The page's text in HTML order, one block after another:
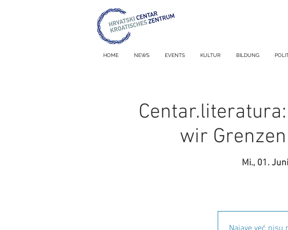
HOME NEWS EVENTS KULTUR BILDUNG
wir
Mi., 01. Juni